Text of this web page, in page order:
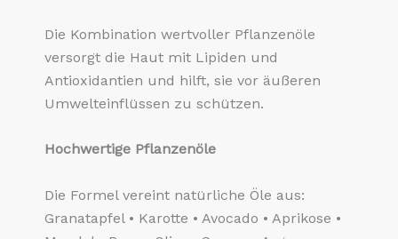
Die Kombination wertvoller Pflanzenöle
versorgt die Haut mit Lipiden und
Antioxidantien und hilft, sie vor äußeren
Umwelteinflüssen zu schützen.
Hochwertige Pflanzenöle
Die Formel vereint natürliche Öle aus:
Granatapfel • Karotte • Avocado • Aprikose •